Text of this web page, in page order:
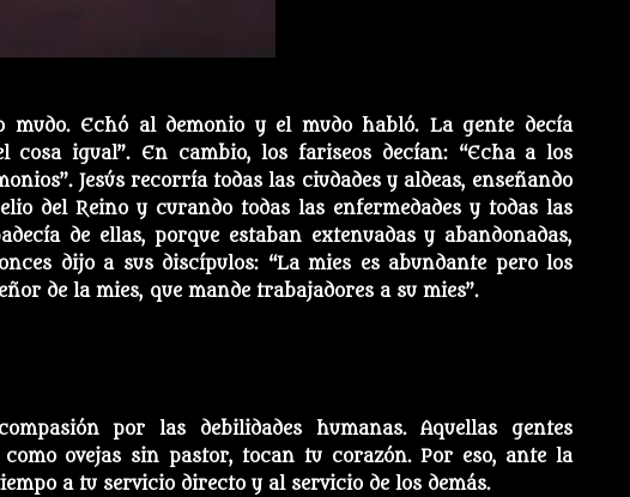
mudo. Echó al demonio y el mudo habló. La gente decía
cosa igual”. En cambio, los fariseos decían: “Echa a los
Jesús recorría todas las ciudades y aldeas, enseñando
del Reino y curando todas las enfermedades y todas las
de ellas, porque estaban extenuadas y abandonadas,
dijo a sus discípulos: “La mies es abundante pero los
de la mies, que mande trabajadores a su mies”.
por las debilidades humanas. Aquellas gentes
como ovejas sin pastor, tocan tu corazón. Por eso, ante la
a tu servicio directo y al servicio de los demás.